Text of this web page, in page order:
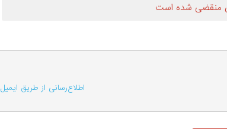
منقضی شده است
اطلاع‌رسانی از طریق ایمیل